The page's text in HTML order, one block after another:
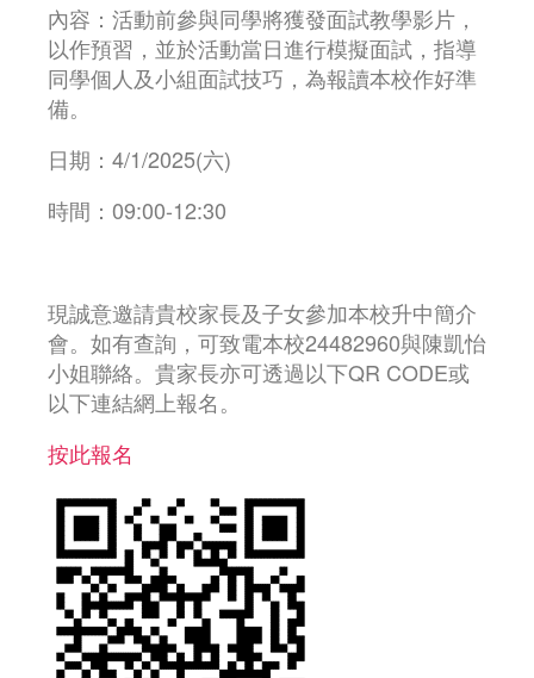
內容：活動前參與同學將獲發面試教學影片，
以作預習，並於活動當日進行模擬面試，指導
同學個人及小組面試技巧，為報讀本校作好準
備。
日期：4/1/2025(六)
時間：09:00-12:30
現誠意邀請貴校家長及子女參加本校升中簡介
會。如有查詢，可致電本校24482960與陳凱怡
小姐聯絡。貴家長亦可透過以下QR CODE或
以下連結網上報名。
按此報名